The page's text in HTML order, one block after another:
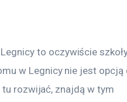
to oczywiście
w Legnicy nie jest opcją
tu rozwijać, znajdą w tym